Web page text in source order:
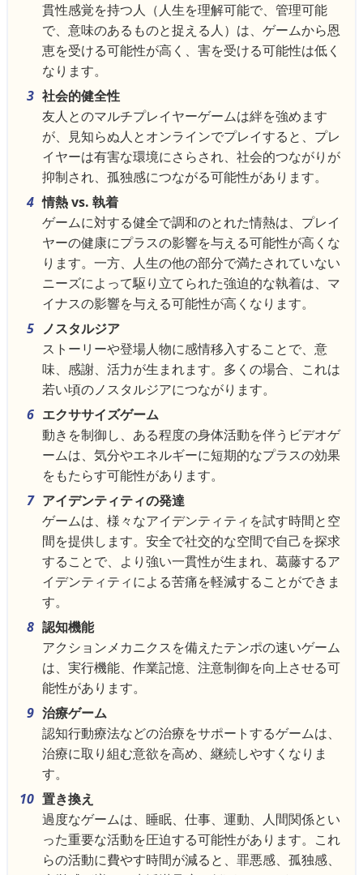
貫性感覚を持つ人（人生を理解可能で、管理可能
で、意味のあるものと捉える人）は、ゲームから恩
恵を受ける可能性が高く、害を受ける可能性は低く
なります。
社会的健全性
友人とのマルチプレイヤーゲームは絆を強めます
が、見知らぬ人とオンラインでプレイすると、プレ
イヤーは有害な環境にさらされ、社会的つながりが
抑制され、孤独感につながる可能性があります。
情熱 vs. 執着
ゲームに対する健全で調和のとれた情熱は、プレイ
ヤーの健康にプラスの影響を与える可能性が高くな
ります。一方、人生の他の部分で満たされていない
ニーズによって駆り立てられた強迫的な執着は、マ
イナスの影響を与える可能性が高くなります。
ノスタルジア
ストーリーや登場人物に感情移入することで、意
味、感謝、活力が生まれます。多くの場合、これは
若い頃のノスタルジアにつながります。
エクササイズゲーム
動きを制御し、ある程度の身体活動を伴うビデオゲ
ームは、気分やエネルギーに短期的なプラスの効果
をもたらす可能性があります。
アイデンティティの発達
ゲームは、様々なアイデンティティを試す時間と空
間を提供します。安全で社交的な空間で自己を探求
することで、より強い一貫性が生まれ、葛藤するア
イデンティティによる苦痛を軽減することができま
す。
認知機能
アクションメカニクスを備えたテンポの速いゲーム
は、実行機能、作業記憶、注意制御を向上させる可
能性があります。
治療ゲーム
認知行動療法などの治療をサポートするゲームは、
治療に取り組む意欲を高め、継続しやすくなりま
す。
置き換え
過度なゲームは、睡眠、仕事、運動、人間関係とい
った重要な活動を圧迫する可能性があります。これ
らの活動に費やす時間が減ると、罪悪感、孤独感、